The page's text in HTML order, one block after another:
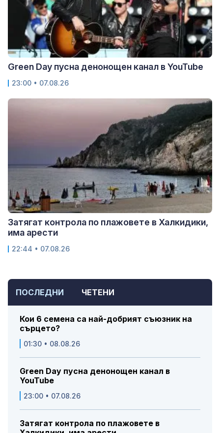
ПОСЛЕДНИ ЧЕТЕНИ
Кои 6 семена са най-добрият съюзник на
сърцето?
01:30 • 08.08.26
Green Day пусна денонощен канал в
YouTube
23:00 • 07.08.26
Затягат контрола по плажовете в
Green Day пусна денонощен канал в YouTube
23:00 • 07.08.26
Затягат контрола по плажовете в Халкидики,
има арести
22:44 • 07.08.26